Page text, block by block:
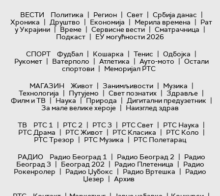
ВЕСТИ Политика | Регион | Свет | Србија данас |
Хроника | Друштво | Економија | Мерила времена | Рат
у Украјини | Време | Сервисне вести | Сматрачница |
Подкаст | ЕУ могућности 2026
СПОРТ
Фудбал | Кошарка | Тенис | Одбојка |
Рукомет | Ватерполо | Атлетика | Ауто-мото | Остали
спортови | Меморијал РТС
МАГАЗИН
Живот | Занимљивости | Музика |
Технологијa | Путујемо | Свет познатих | Здравље |
Филм и ТВ | Наука | Природа | Дигитални предузетник |
За мале велике хероје | Наизглед здрав
ТВ
РТС 1 | РТС 2 | РТС 3 | РТС Свет | РТС Наука |
РТС Драма | РТС Живот | РТС Класика | РТС Коло |
РТС Трезор | РТС Музика | РТС Полетарац
РАДИО
Радио Београд 1 | Радио Београд 2 | Радио
Београд 3 | Београд 202 | Радио Плетеница | Радио
Рокенролер | Радио Џубокс | Радио Вртешка | Радио
Џезер | Архив